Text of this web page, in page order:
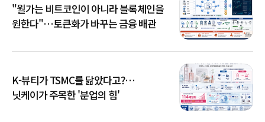
"월가는 비트코인이 아니라 블록체인을
원한다"…토큰화가 바꾸는 금융 배관
K-뷰티가 TSMC를 닮았다고?…
닛케이가 주목한 '분업의 힘'